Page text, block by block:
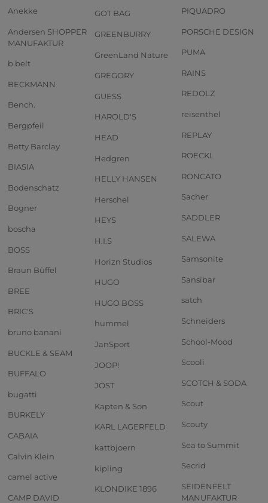
Anekke
Andersen SHOPPER
MANUFAKTUR
b.belt
BECKMANN
Bench.
Bergpfeil
Betty Barclay
BIASIA
Bodenschatz
Bogner
boscha
BOSS
Braun Büffel
BREE
BRIC'S
bruno banani
BUCKLE & SEAM
BUFFALO
bugatti
BURKELY
CABAIA
Calvin Klein
camel active
CAMP DAVID
GOT BAG
GREENBURRY
GreenLand Nature
GREGORY
GUESS
HAROLD'S
HEAD
Hedgren
HELLY HANSEN
Herschel
HEYS
H.I.S
Horizn Studios
HUGO
HUGO BOSS
hummel
JanSport
JOOP!
JOST
Kapten & Son
KARL LAGERFELD
kattbjoern
kipling
KLONDIKE 1896
PIQUADRO
PORSCHE DESIGN
PUMA
RAINS
REDOLZ
reisenthel
REPLAY
ROECKL
RONCATO
Sacher
SADDLER
SALEWA
Samsonite
Sansibar
satch
Schneiders
School-Mood
Scooli
SCOTCH & SODA
Scout
Scouty
Sea to Summit
Secrid
SEIDENFELT
MANUFAKTUR